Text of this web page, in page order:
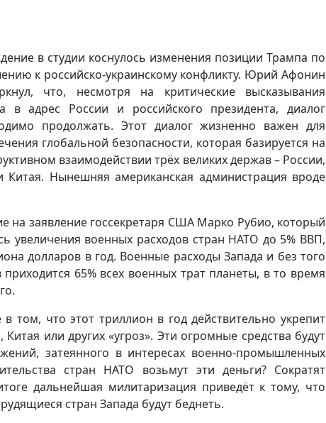
в студии коснулось изменения позиции Трампа по
к российско-украинскому конфликту. Юрий Афонин
что, несмотря на критические высказывания
в адрес России и российского президента, диалог
продолжать. Этот диалог жизненно важен для
глобальной безопасности, которая базируется на
взаимодействии трёх великих держав – России,
Нынешняя американская администрация вроде
заявление госсекретаря США Марко Рубио, который
увеличения военных расходов стран НАТО до 5% ВВП,
долларов в год. Военные расходы Запада и без того
65% всех военных трат планеты, в то время
что этот триллион в год действительно укрепит
или других «угроз». Эти огромные средства будут
затеянного в интересах военно-промышленных
стран НАТО возьмут эти деньги? Сократят
дальнейшая милитаризация приведёт к тому, что
стран Запада будут беднеть.